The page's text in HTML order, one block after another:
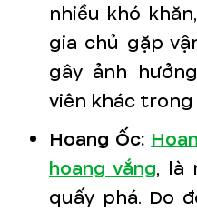
nhiều khó
gia chủ gặp
gây ảnh
viên khác trong
Hoang Ốc:
hoang vắng, là
quấy phá. Do